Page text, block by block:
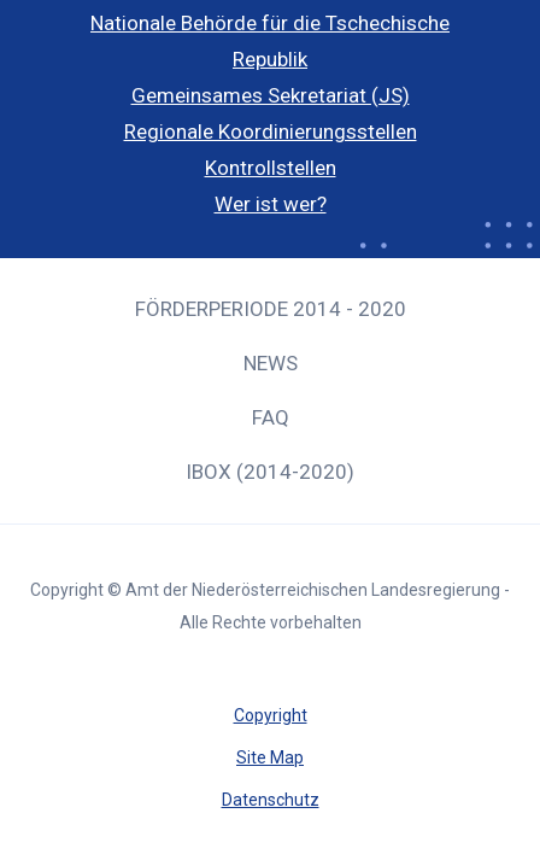
Nationale Behörde für die Tschechische
Republik
Gemeinsames Sekretariat (JS)
Regionale Koordinierungsstellen
Kontrollstellen
Wer ist wer?
FÖRDERPERIODE 2014 - 2020
NEWS
FAQ
IBOX (2014-2020)
Copyright © Amt der Niederösterreichischen Landesregierung -
Alle Rechte vorbehalten
Copyright
Site Map
Datenschutz